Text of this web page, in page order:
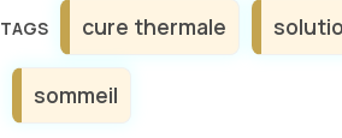
Étiquettes
cure thermale
sommeil